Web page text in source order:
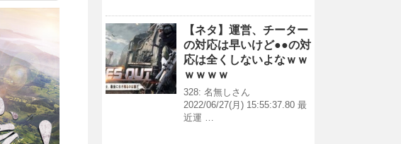
【ネタ】運営、チーター
の対応は早いけど●●の対
応は全くしないよなｗｗ
ｗｗｗｗ
328: 名無しさん
2022/06/27(月) 15:55:37.80 最
近運 …